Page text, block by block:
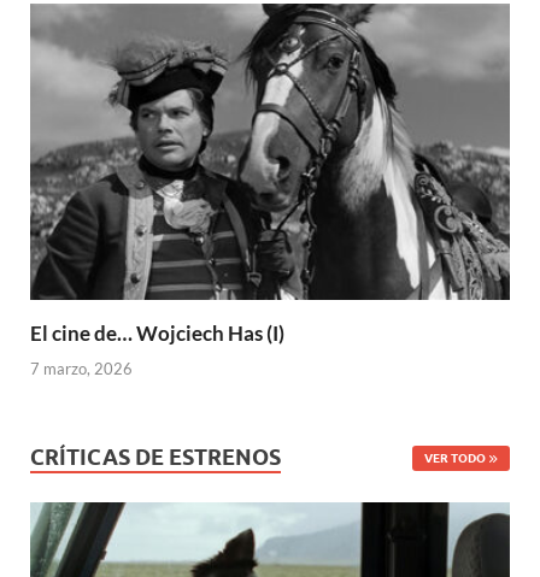
El cine de… Wojciech Has (I)
7 marzo, 2026
CRÍTICAS DE ESTRENOS VER TODO